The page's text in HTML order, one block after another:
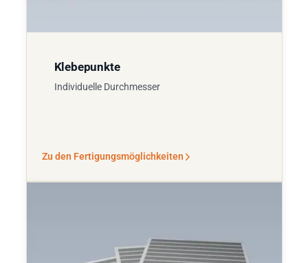
Klebepunkte
Individuelle Durchmesser
Zu den Fertigungsmöglichkeiten